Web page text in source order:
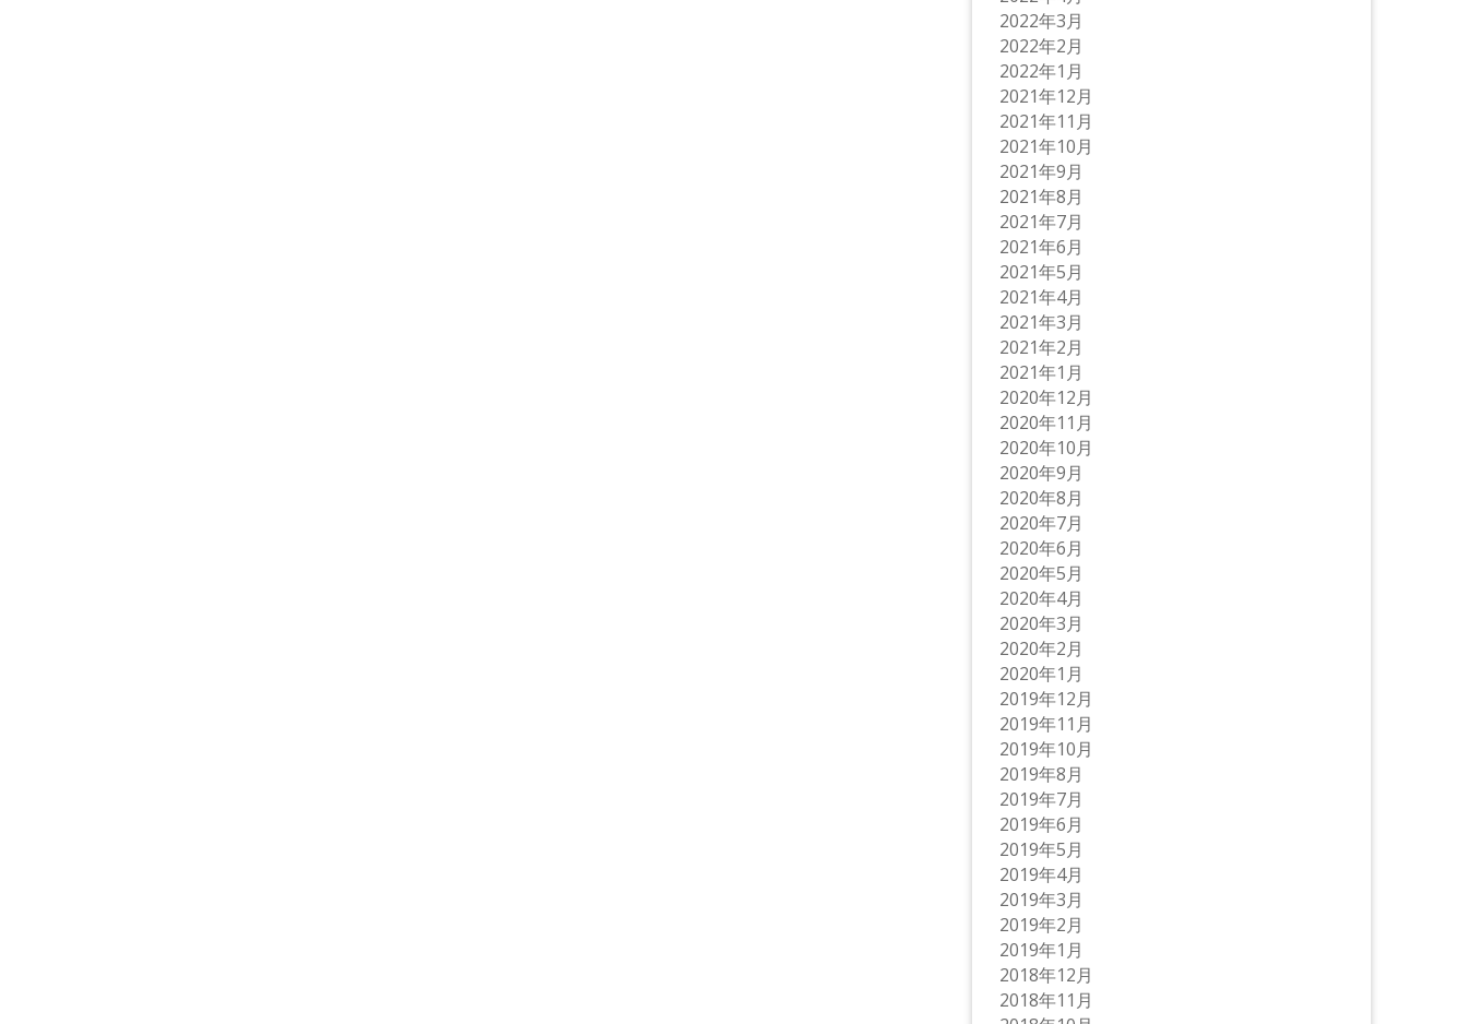
2022年3月
2022年2月
2022年1月
2021年12月
2021年11月
2021年10月
2021年9月
2021年8月
2021年7月
2021年6月
2021年5月
2021年4月
2021年3月
2021年2月
2021年1月
2020年12月
2020年11月
2020年10月
2020年9月
2020年8月
2020年7月
2020年6月
2020年5月
2020年4月
2020年3月
2020年2月
2020年1月
2019年12月
2019年11月
2019年10月
2019年8月
2019年7月
2019年6月
2019年5月
2019年4月
2019年3月
2019年2月
2019年1月
2018年12月
2018年11月